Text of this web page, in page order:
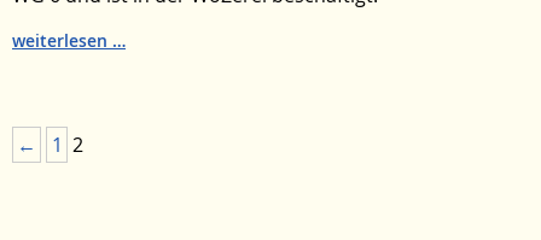
Corona
geht
vorbei
weiterlesen
Beitragsnavigation
← 1 2